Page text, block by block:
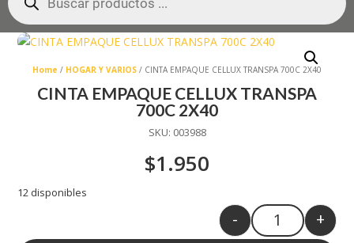
productos
Home / HOGAR Y VARIOS / CINTA EMPAQUE CELLUX TRANSPA 700C 2X40
CINTA EMPAQUE CELLUX TRANSPA
700C 2X40
SKU: 003988
$1.950
12 disponibles
Quantity
- +